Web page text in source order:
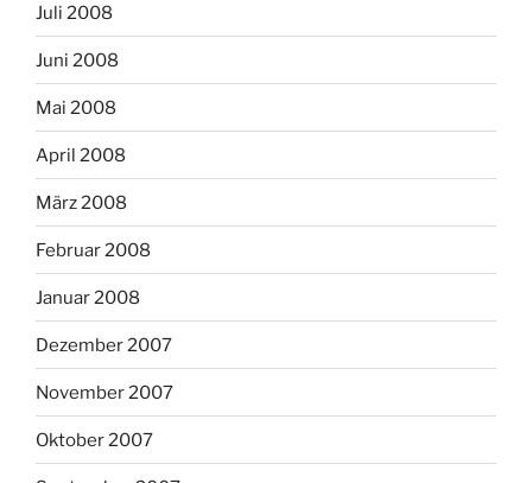
Juli 2008
Juni 2008
Mai 2008
April 2008
März 2008
Februar 2008
Januar 2008
Dezember 2007
November 2007
Oktober 2007